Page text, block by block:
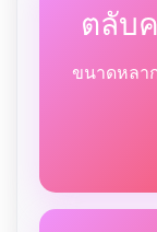
ตลับ
ขนาดหลา